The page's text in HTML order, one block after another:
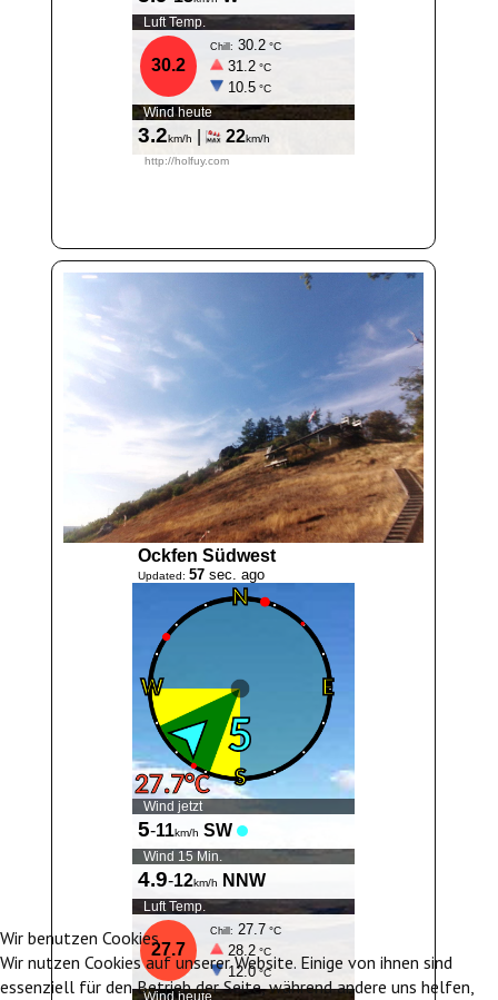
Wir benutzen Cookies
Wir nutzen Cookies auf unserer Website. Einige von ihnen sind
essenziell für den Betrieb der Seite, während andere uns helfen,